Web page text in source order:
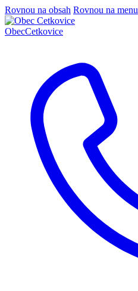
Rovnou na obsah Rovnou na menu
ObecCetkovice